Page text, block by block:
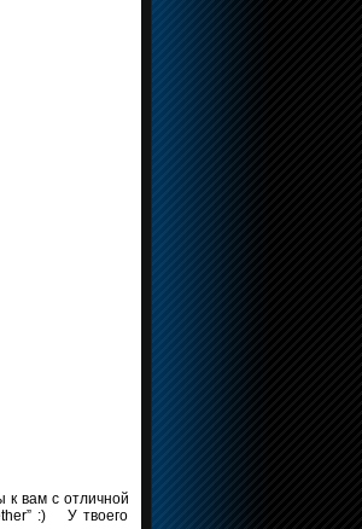
к вам с отличной
:) У твоего